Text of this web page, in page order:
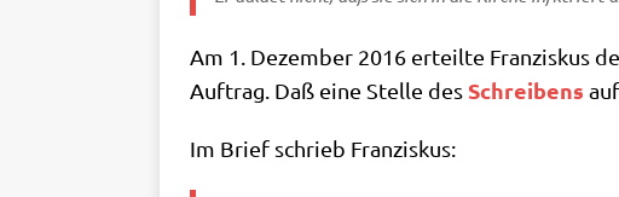
Am 1. Dezem­ber 2016 erteil­te Fran­zis­kus
Auf­trag. Daß eine Stel­le des Schrei­bens
Im Brief schrieb Franziskus: